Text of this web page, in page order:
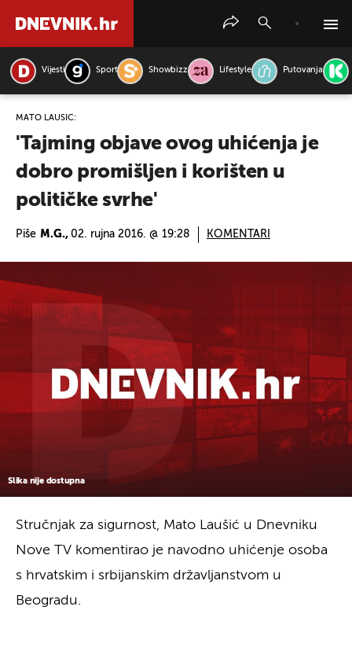
Vijesti Sport Showbizz Lifestyle Putovanja
MATO LAUŠIĆ:
'Tajming objave ovog uhićenja je
dobro promišljen i korišten u
političke svrhe'
Piše M.G., 02. rujna 2016. @ 19:28 KOMENTARI
Slika nije dostupna
Stručnjak za sigurnost, Mato Laušić u Dnevniku
Nove TV komentirao je navodno uhićenje osoba
s hrvatskim i srbijanskim državljanstvom u
Beogradu.
PRETRAŽITE VIJESTI